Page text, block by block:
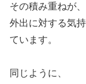
その積み重ねが、
外出に対する気
ています。
同じように、